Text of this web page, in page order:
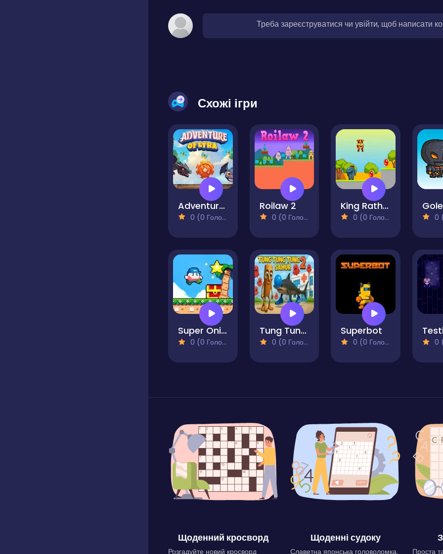
Треба зареєструватися чи увійти, щоб написати
Схожі ігри
Adventure of Lyra
0 (0 Голосів)
Roilaw 2
0 (0 Голосів)
King Rathor
0 (0 Голосів) 0
Super Onion Boy 2
0 (0 Голосів)
Tung Tung Tung Sahur 2
0 (0 Голосів)
Superbot
0 (0 Голосів) 0
Щоденний кросворд
Розгадуйте новий кросворд
Щоденні судоку
Славетна японська головоломка. Проста